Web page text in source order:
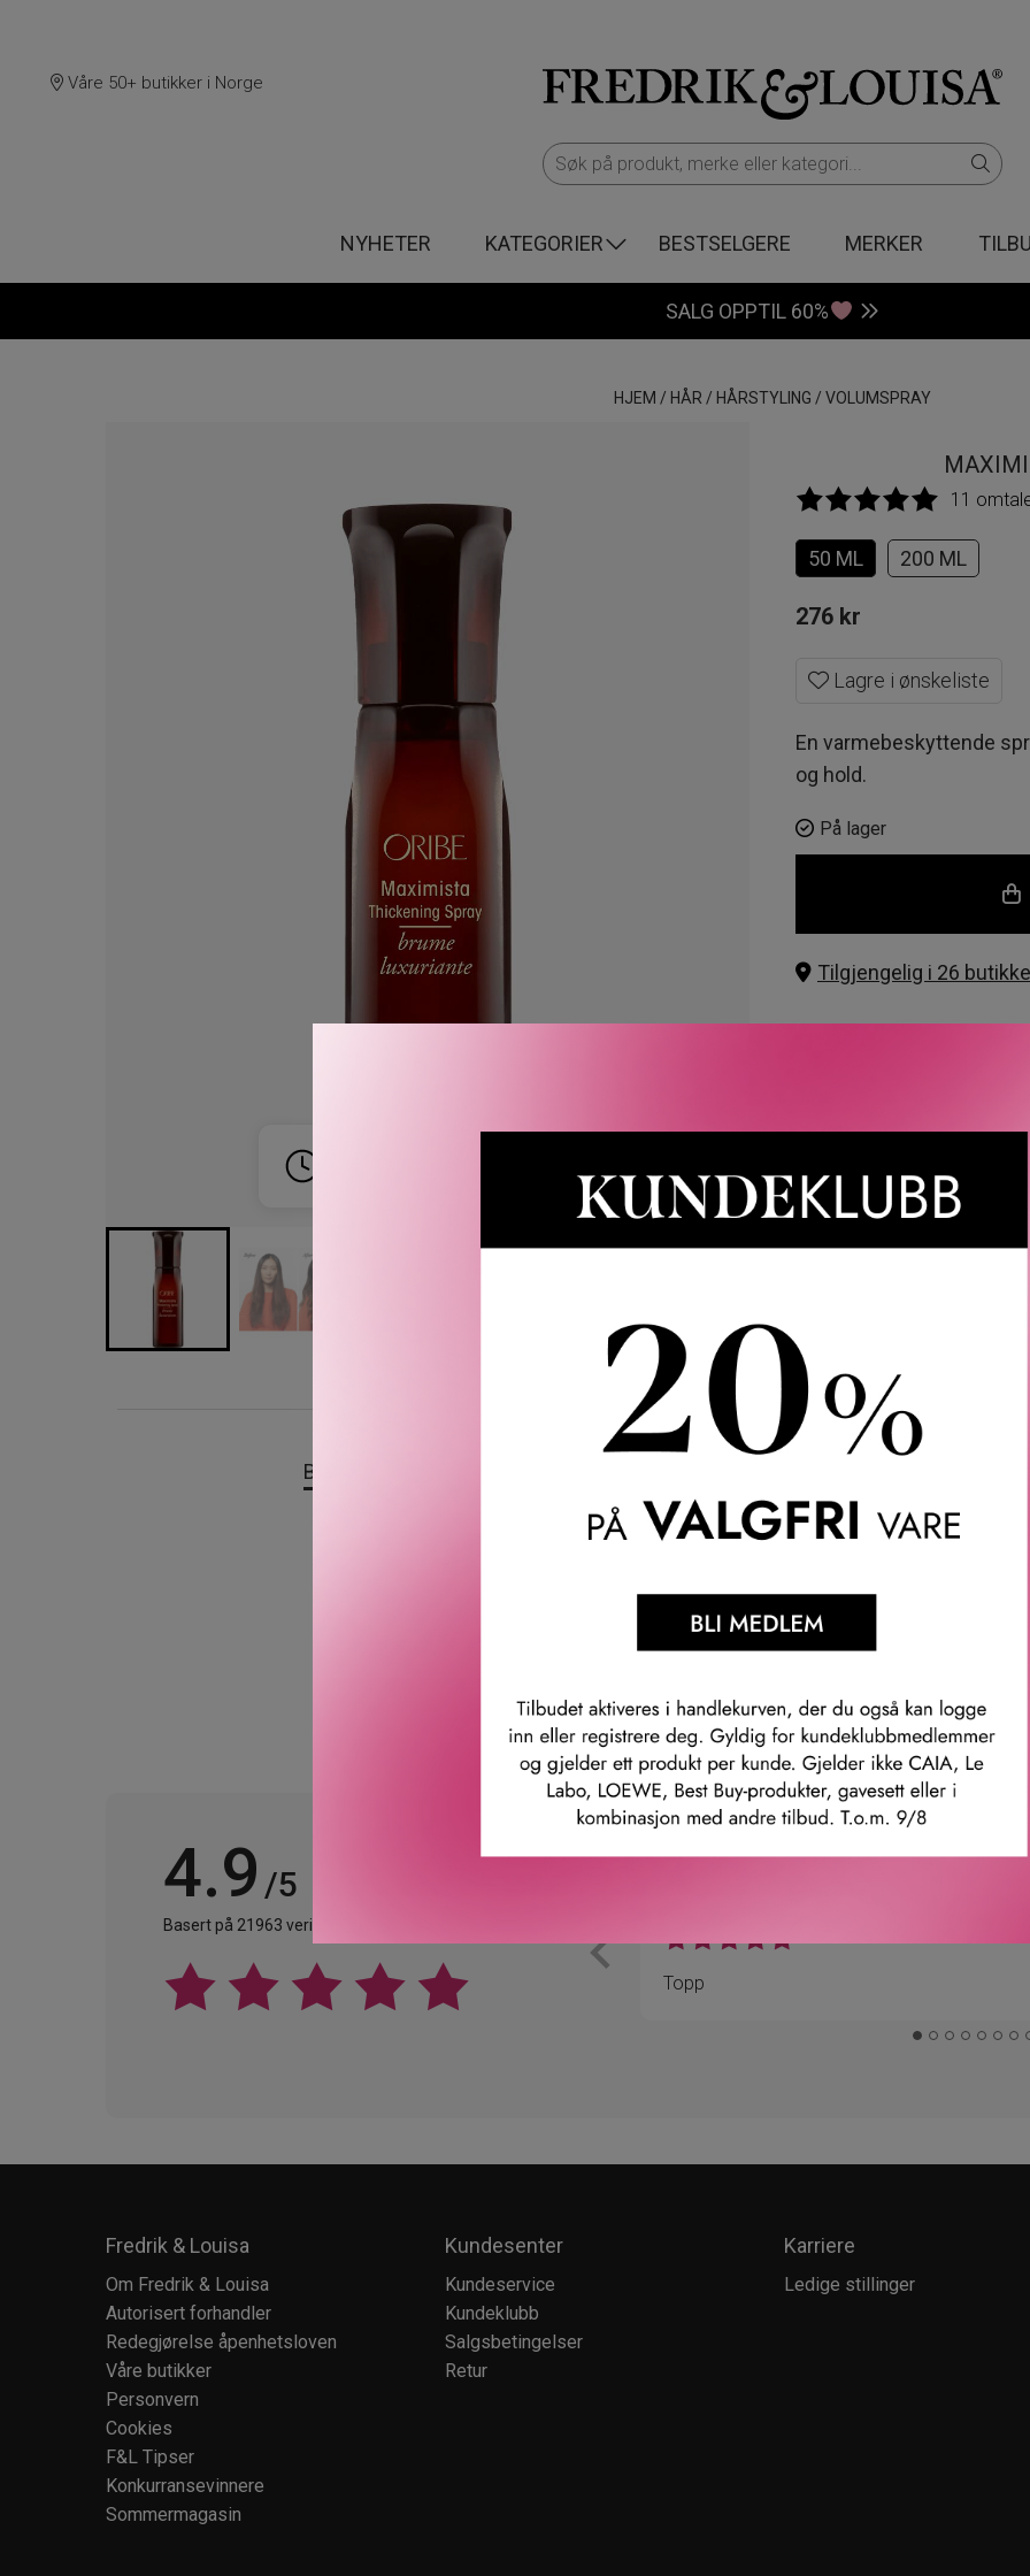
Våre 50+ butikker i Norge
NYHETER KATEGORIER BESTSELGERE MERKER
SALG OPPTIL 60%
HJEM / HÅR / HÅRSTYLING / VOLUMSPRAY
11
50 ML 200 ML
276 kr
Lagre i ønskeliste
En varmebeskyttende
og hold.
På lager
Tilgjengelig i 26
Rabatten aktiveres i
CAIA, Le Labo, LOEWE, Best
Gratis frakt over 1000 kr
BESKRIVELSE
Oribe Maximista Thickening Spray er en varmebeskyttende spray som gir håret ekstra
Våre kunder om oss
4.9 /5
Basert på 21963 verifiserte omtaler.
Topp
Fredrik & Louisa
Om Fredrik & Louisa
Autorisert forhandler
Redegjørelse åpenhetsloven
Våre butikker
Personvern
Cookies
F&L Tipser
Konkurransevinnere
Sommermagasin
Kundesenter
Kundeservice
Kundeklubb
Salgsbetingelser
Retur
Karriere
Ledige stillinger